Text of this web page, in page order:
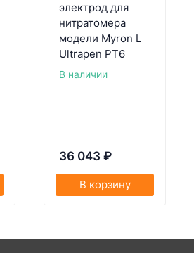
электрод для
нитратомера
модели Myron L
Ultrapen PT6
В наличии
36 043 ₽
В корзину